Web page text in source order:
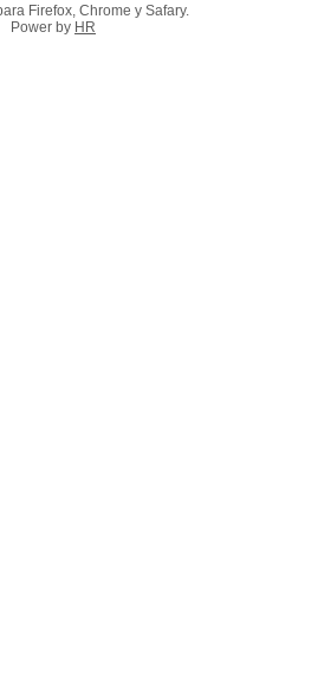
Firefox, Chrome y Safary.
Power by HR